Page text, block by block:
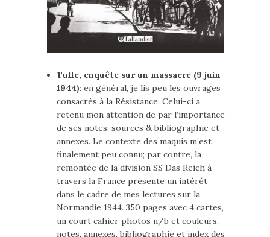
Tulle, enquête sur un massacre (9 juin
1944): en général, je lis peu les ouvrages
consacrés à la Résistance. Celui-ci a
retenu mon attention de par l’importance
de ses notes, sources & bibliographie et
annexes. Le contexte des maquis m’est
finalement peu connu; par contre, la
remontée de la division SS Das Reich à
travers la France présente un intérêt
dans le cadre de mes lectures sur la
Normandie 1944. 350 pages avec 4 cartes,
un court cahier photos n/b et couleurs,
notes, annexes, bibliographie et index des